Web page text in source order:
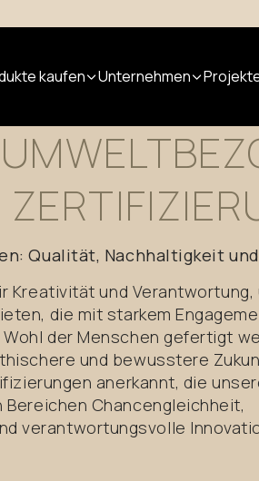
kaufen
Nuvem
Modular
System
Unternehmen
für Fachleute
Produkt
Qualität, Nachhaltigkeit
Kreativität und
die mit starkem
der Menschen gefertigt
und bewusstere
anerkannt, die
Bereichen Chancengleichheit,
verantwortungsvolle